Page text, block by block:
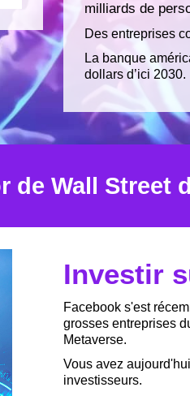
milliards de
Des entreprises
La banque
dollars d’ici 2030.
de Wall Street
Investir
Facebook s'est
grosses entreprises
Metaverse.
Vous avez
investisseurs.